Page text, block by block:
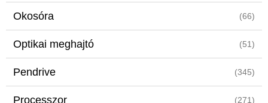
Okosóra (66)
Optikai meghajtó (51)
Pendrive (345)
Processzor (271)